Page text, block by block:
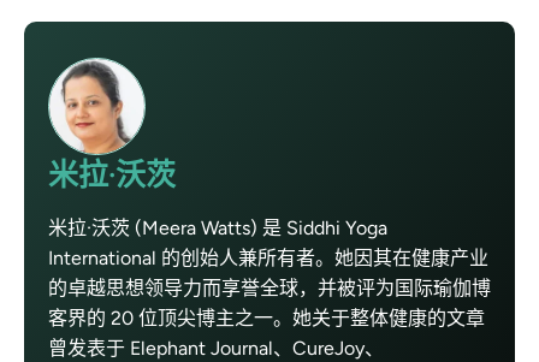
米拉·沃茨
米拉·沃茨 (Meera Watts) 是 Siddhi Yoga
International 的创始人兼所有者。她因其在健康产业
的卓越思想领导力而享誉全球，并被评为国际瑜伽博
客界的 20 位顶尖博主之一。她关于整体健康的文章
曾发表于 Elephant Journal、CureJoy、